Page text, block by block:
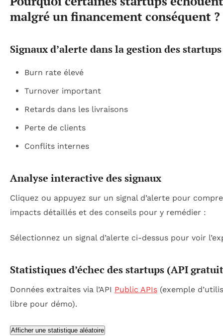
malgré un financement conséquent ?
Signaux d’alerte dans la gestion des startups
Burn rate élevé
Turnover important
Retards dans les livraisons
Perte de clients
Conflits internes
Analyse interactive des signaux
Cliquez ou appuyez sur un signal d’alerte pour
impacts détaillés et des conseils pour y remédier :
Sélectionnez un signal d’alerte ci-dessus pour voir
Statistiques d’échec des startups (API
Données extraites via l’API Public APIs (exemple
libre pour démo).
Afficher une statistique aléatoire